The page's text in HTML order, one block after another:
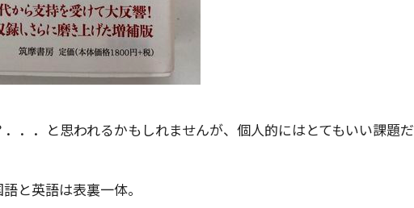
．．と思われるかもしれませんが、個人的にはとてもいい課題だ
と英語は表裏一体。